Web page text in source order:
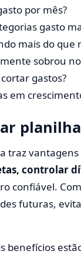
por mês?
gasto
mais do que
sobrou
gastos?
em
traz
controlar
confiável.
futuras,
benefícios